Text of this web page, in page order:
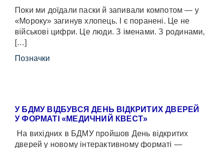
Поки ми доїдали паски й запивали компотом — у
«Мороку» загинув хлопець. І є поранені. Це не
військові цифри. Це люди. З іменами. З родинами,
[…]
Позначки
У БДМУ ВІДБУВСЯ ДЕНЬ ВІДКРИТИХ ДВЕРЕЙ
У ФОРМАТІ «МЕДИЧНИЙ КВЕСТ»
На вихідних в БДМУ пройшов День відкритих
дверей у новому інтерактивному форматі —